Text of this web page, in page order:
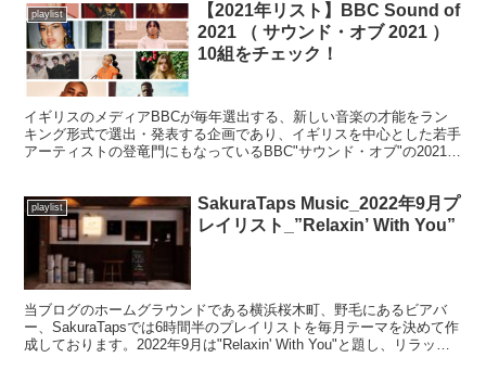
playlist
【2021年リスト】BBC Sound of
2021 （ サウンド・オブ 2021 ）
10組をチェック！
イギリスのメディアBBCが毎年選出する、新しい音楽の才能をラン
キング形式で選出・発表する企画であり、イギリスを中心とした若手
アーティストの登竜門にもなっているBBC"サウンド・オブ"の2021年
playlist
SakuraTaps Music_2022年9月プ
レイリスト_”Relaxin’ With You”
当ブログのホームグラウンドである横浜桜木町、野毛にあるビアバ
ー、SakuraTapsでは6時間半のプレイリストを毎月テーマを決めて作
成しております。2022年9月は"Relaxin' With You"と題し、リラック